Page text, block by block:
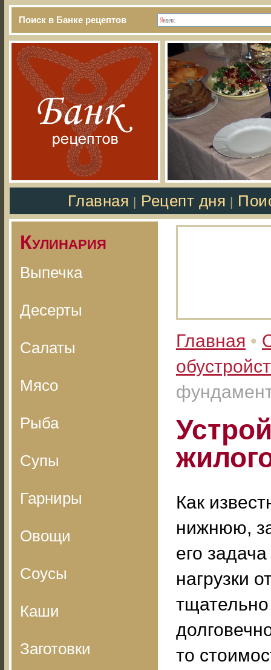
Поиск в Банке рецептов
Главная Рецепт дня
Кулинария
Выпечка
Десерты
Салаты
Мясо
Рыба
Супы
Гарниры
Овощи
Соусы
Каши
Заготовки
Главная •
Как
нижнюю,
его
нагрузки
то